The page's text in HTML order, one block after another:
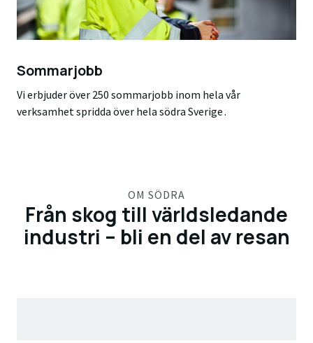
Sommarjobb
Vi erbjuder över 250 sommarjobb inom hela vår
verksamhet spridda över hela södra Sverige .
OM SÖDRA
Från skog till världsledande
industri – bli en del av resan